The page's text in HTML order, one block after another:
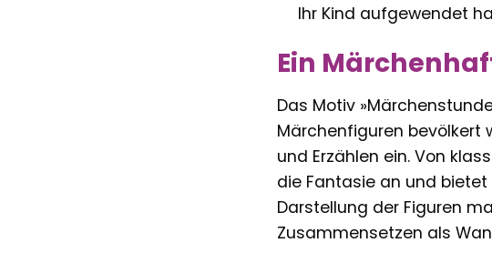
Ihr Kind aufgewendet
Ein
Das Motiv
Märchenfiguren bevölkert
und Erzählen ein. Von
die Fantasie an und
Darstellung der Figuren
Zusammensetzen als